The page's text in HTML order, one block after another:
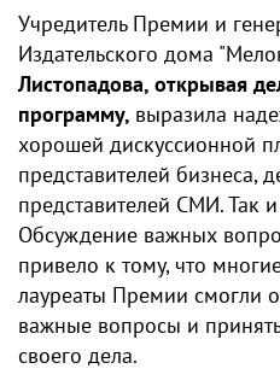
Учредитель Премии и
Издательского дома
Листопадова, открывая
программу, выразила
хорошей дискуссионной
представителей бизнеса,
представителей СМИ. Так
Обсуждение важных
привело к тому, что
лауреаты Премии смогли
важные вопросы и
своего дела.